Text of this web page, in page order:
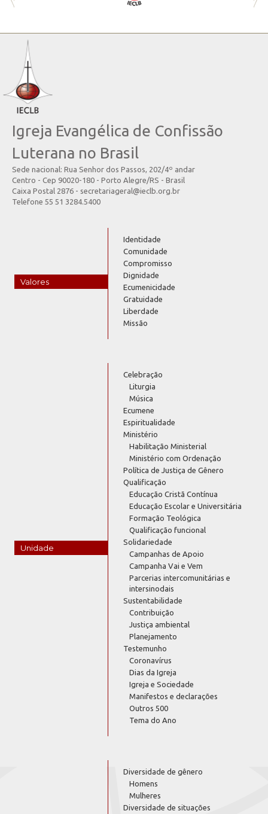
Igreja Evangélica de Confissão
Luterana no Brasil
Sede nacional: Rua Senhor dos Passos, 202/4º andar
Centro - Cep 90020-180 - Porto Alegre/RS - Brasil
Caixa Postal 2876 - secretariageral@ieclb.org.br
Telefone 55 51 3284.5400
Valores
Identidade
Comunidade
Compromisso
Dignidade
Ecumenicidade
Gratuidade
Liberdade
Missão
Unidade
Celebração
Liturgia
Música
Ecumene
Espiritualidade
Ministério
Habilitação Ministerial
Ministério com Ordenação
Política de Justiça de Gênero
Qualificação
Educação Cristã Contínua
Educação Escolar e Universitária
Formação Teológica
Qualificação funcional
Solidariedade
Campanhas de Apoio
Campanha Vai e Vem
Parcerias intercomunitárias e
intersinodais
Sustentabilidade
Contribuição
Justiça ambiental
Planejamento
Testemunho
Coronavírus
Dias da Igreja
Igreja e Sociedade
Manifestos e declarações
Outros 500
Tema do Ano
Diversidade de gênero
Homens
Mulheres
Diversidade de situações